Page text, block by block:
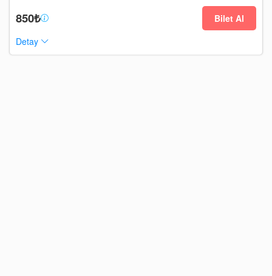
850₺
Bilet Al
Detay